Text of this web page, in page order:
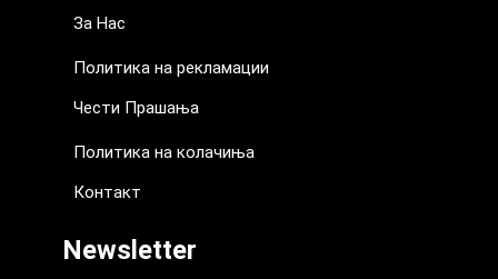
За Нас
Политика на рекламации
Чести Прашања
Политика на колачиња
Контакт
Newsletter